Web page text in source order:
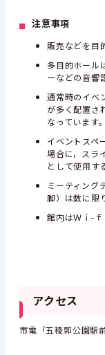
注意事項
販売などを目
多目的ホール
ーなどの音響
通常時のイベ
が多く配置さ
なっています。
イベントスペ
場合に，スラ
として使用す
ミーティング
脚）は数に限
館内はＷｉ-ｆ
アクセス
市電「五稜郭公園駅